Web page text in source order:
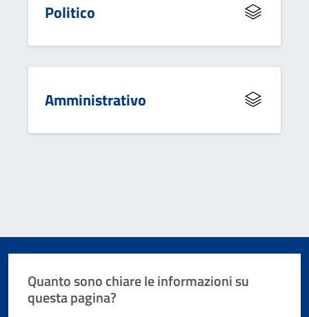
Politico
Amministrativo
Quanto sono chiare le informazioni su
questa pagina?